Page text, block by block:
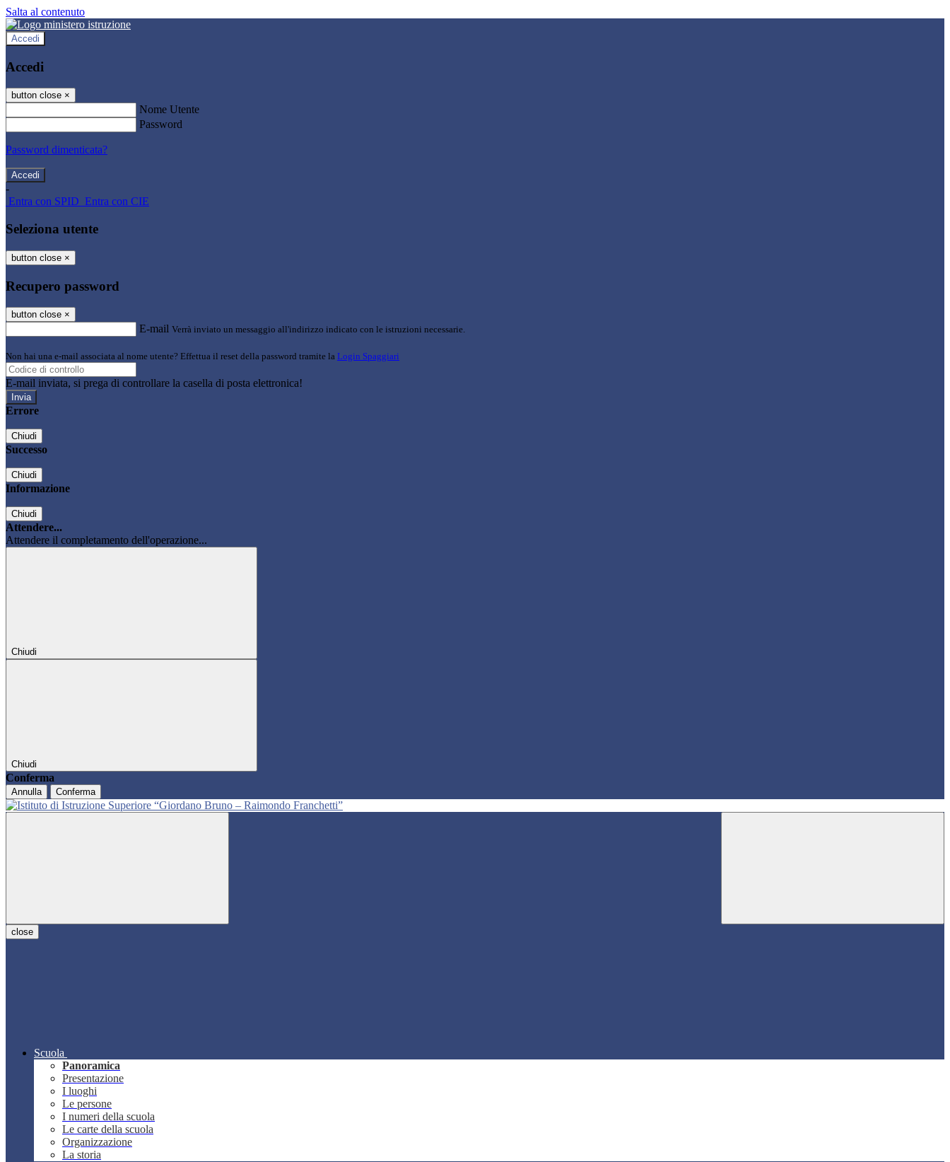
Salta al contenuto
Accedi
Accedi
button close ×
Nome Utente
Password
Password dimenticata?
-
Entra con SPID Entra con CIE
Seleziona utente
button close ×
Recupero password
button close ×
E-mail Verrà inviato un messaggio all'indirizzo indicato con le istruzioni necessarie.
Non hai una e-mail associata al nome utente? Effettua il reset della password tramite la Login Spaggiari
E-mail inviata, si prega di controllare la casella di posta elettronica!
Errore
Chiudi
Successo
Chiudi
Informazione
Chiudi
Attendere...
Attendere il completamento dell'operazione...
Chiudi
Chiudi
Conferma
Annulla Conferma
close
Scuola
Panoramica
Presentazione
I luoghi
Le persone
I numeri della scuola
Le carte della scuola
Organizzazione
La storia